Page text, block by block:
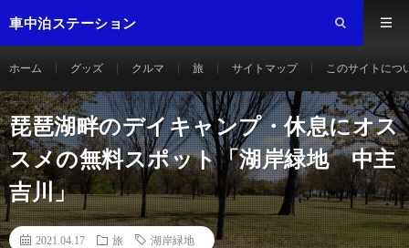
車中泊ステーション
ホーム グッズ クルマ 旅 サイトマップ このサイトにつ
琵琶湖畔のデイキャンプ・休息にオス
スメの無料スポット「湖岸緑地 中主
吉川」
2021.04.17 旅 湖岸緑地